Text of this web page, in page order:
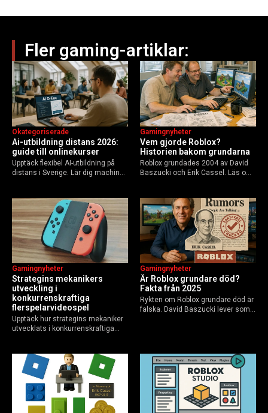
Fler gaming-artiklar:
Ai-utbildning distans 2026:
guide till onlinekurser
Okategoriserade
Upptäck flexibel AI-utbildning på
distans i Sverige. Lär dig machine
Guide för nybörjare och
yrkesverksamma som vill bygga…
Vem gjorde Roblox?
Historien bakom grundarna
Gamingnyheter
Roblox grundades 2004 av David
Baszucki och Erik Cassel. Läs om
användare 2025, och vad som
händer inför 2026.
Strategins mekanikers
utveckling i
konkurrenskraftiga
flerspelarvideospel
Gamingnyheter
Upptäck hur strategins mekaniker
utvecklats i konkurrenskraftiga
AI-drivna innovationer.
Är Roblox grundare död?
Fakta från 2025
Gamingnyheter
Rykten om Roblox grundare död är
falska. David Baszucki lever som